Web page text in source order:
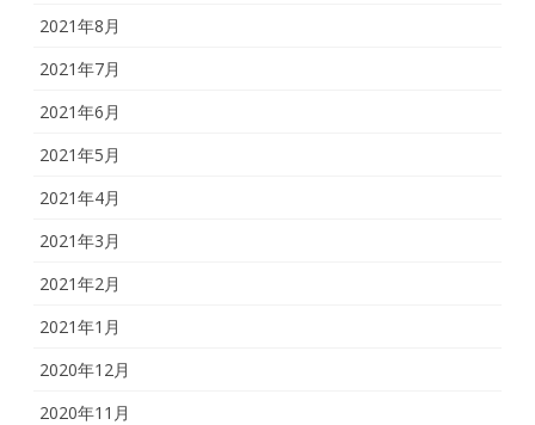
2021年8月
2021年7月
2021年6月
2021年5月
2021年4月
2021年3月
2021年2月
2021年1月
2020年12月
2020年11月